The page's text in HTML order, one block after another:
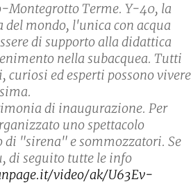
Montegrotto Terme. Y-40, la
mondo, l'unica con acqua
di supporto alla didattica
nella subacquea. Tutti
curiosi ed esperti possono vivere
di inaugurazione. Per
uno spettacolo
di "sirena" e sommozzatori. Se
di seguito tutte le info
video/ak/U63Ev-